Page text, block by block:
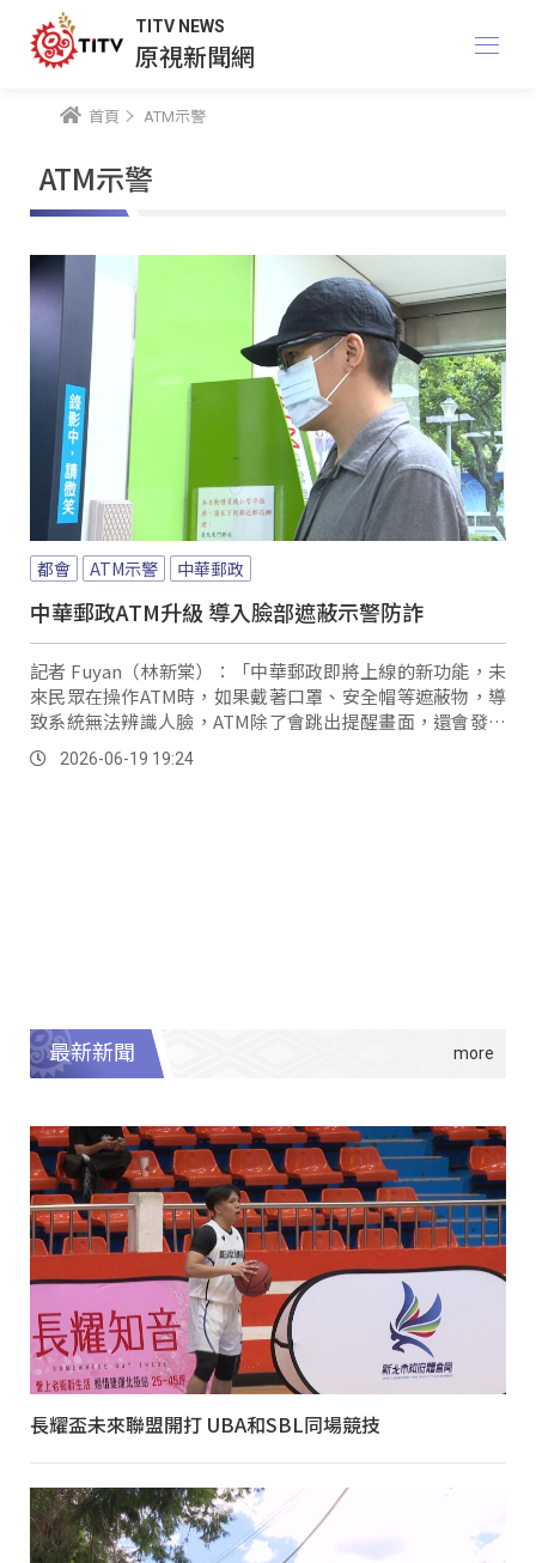
TITV NEWS
原視新聞網
首頁 ATM示警
ATM示警
都會 ATM示警 中華郵政
中華郵政ATM升級 導入臉部遮蔽示警防詐
記者 Fuyan（林新棠）：「中華郵政即將上線的新功能，未
來民眾在操作ATM時，如果戴著口罩、安全帽等遮蔽物，導
致系統無法辨識人臉，ATM除了會跳出提醒畫面，還會發出
警示音。
2026-06-19 19:24
最新新聞
長耀盃未來聯盟開打 UBA和SBL同場競技